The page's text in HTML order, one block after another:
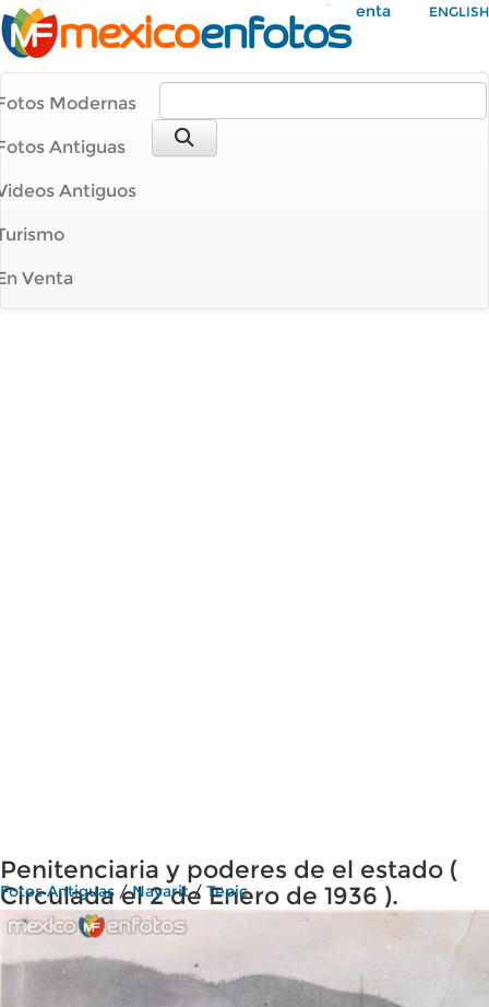
Mi Cuenta ENGLISH
Modernas
Antiguas
Antiguos
Venta
Penitenciaria y poderes de el estado (
Circulada el 2 de Enero de 1936 ).
Fotos Antiguas /Nayarit/ Tepic